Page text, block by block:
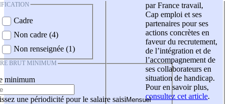
Cadre
Non cadre (4)
Non renseignée (1)
BRUT MINIMUM
minimum
une périodicité pour le salaire saisi
par France travail,
Cap emploi et ses
partenaires pour ses
actions concrètes en
faveur du recrutement,
de l’intégration et de
l’accompagnement de
ses collaborateurs en
situation de handicap.
Pour en savoir plus,
consultez cet article.